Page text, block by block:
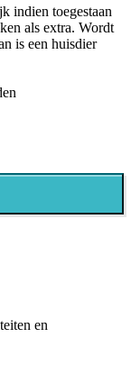
indien toegestaan
als extra. Wordt
is een huisdier
en